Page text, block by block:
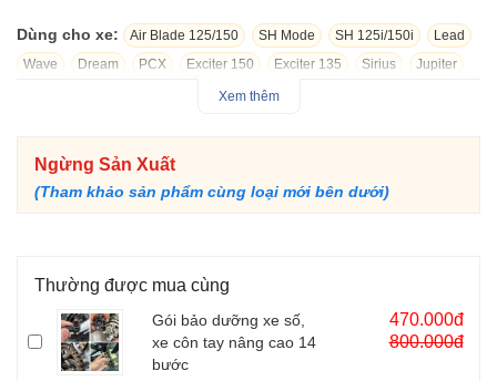
Dùng cho xe: Air Blade 125/150 SH Mode SH 125i/150i
Lead
Wave
Dream PCX Exciter 150 Exciter 135 Sirius
Jupiter
Elizabeth Z1000
Exciter - dòng xe côn tay HOT trên thị trường hiện nay đảm bảo
chất lượng và mẫu mã hợp thời trang
Xem thêm
Ngừng Sản Xuất
(Tham khảo sản phẩm cùng loại mới bên dưới)
Thường được mua cùng
Gói bảo dưỡng xe số,
xe côn tay nâng cao 14
bước
470.000đ
800.000đ